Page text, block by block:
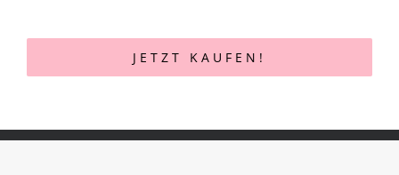
JETZT KAUFEN!